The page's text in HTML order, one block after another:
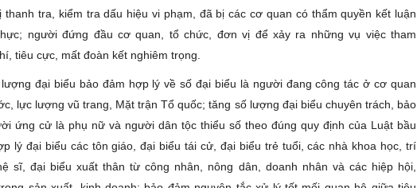
thanh tra, kiểm tra dấu hiệu vi phạm, đã bị các cơ quan có thẩm quyền kết luận
người đứng đầu cơ quan, tổ chức, đơn vị để xảy ra những vụ việc tham
tiêu cực, mất đoàn kết nghiêm trọng.
đại biểu bảo đảm hợp lý về số đại biểu là người đang công tác ở cơ quan
lực lượng vũ trang, Mặt trận Tổ quốc; tăng số lượng đại biểu chuyên trách, bảo
ứng cử là phụ nữ và người dân tộc thiểu số theo đúng quy định của Luật bầu
lý đại biểu các tôn giáo, đại biểu tái cử, đại biểu trẻ tuổi, các nhà khoa học, trí
sĩ, đại biểu xuất thân từ công nhân, nông dân, doanh nhân và các hiệp hội,